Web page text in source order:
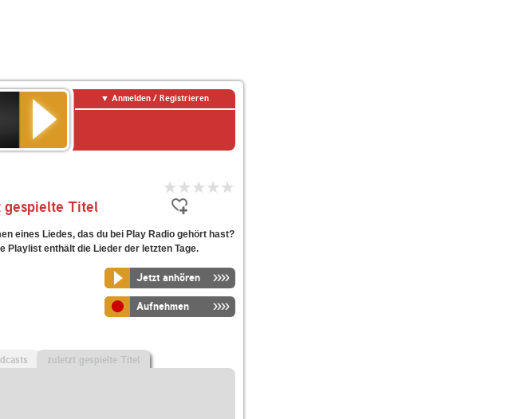
Anmelden / Registrieren
gespielte Titel
eines Liedes, das du bei Play Radio gehört hast?
Playlist enthält die Lieder der letzten Tage.
Jetzt anhören
Aufnehmen
zuletzt gespielte Titel